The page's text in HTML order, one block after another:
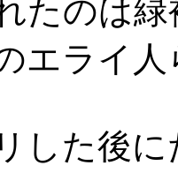
たのは
エライ
した後